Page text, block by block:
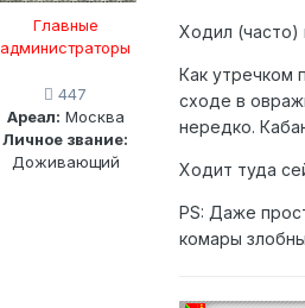
Главные
администраторы
447
Ареал: Москва
Личное звание:
Доживающий
Ходил (часто)
Как утречком
сходе в
нередко.
Ходит туда
PS: Даже
комары